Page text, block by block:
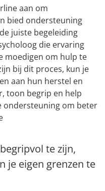
aan om
bied ondersteuning
juiste begeleiding
die ervaring
moedigen om hulp te
bij dit proces, kun je
aan hun herstel en
toon begrip en help
ondersteuning om beter
te zijn,
je eigen grenzen te